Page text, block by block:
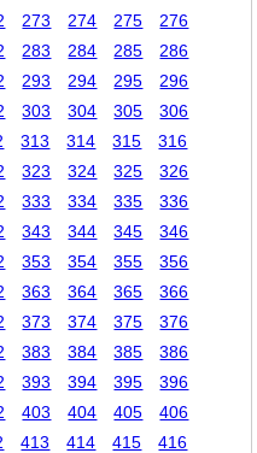
273 274 275
276
283 284 285
286
293 294 295
296
303 304 305
306
313 314 315
316
323 324 325
326
333 334 335
336
343 344 345
346
353 354 355
356
363 364 365
366
373 374 375
376
383 384 385
386
393 394 395
396
403 404 405
406
413 414 415
416